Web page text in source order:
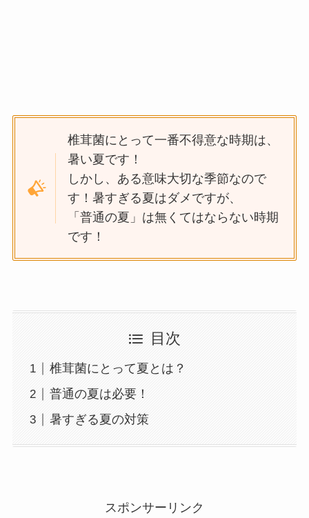
椎茸菌にとって一番不得意な時期は、
暑い夏です！
しかし、ある意味大切な季節なので
す！暑すぎる夏はダメですが、
「普通の夏」は無くてはならない時期
です！
目次
椎茸菌にとって夏とは？
普通の夏は必要！
暑すぎる夏の対策
スポンサーリンク